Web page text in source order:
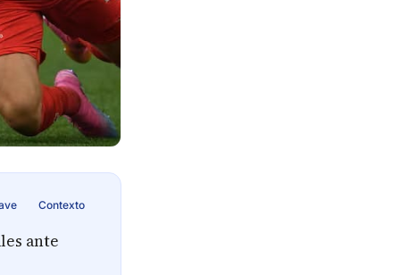
Contexto
ante